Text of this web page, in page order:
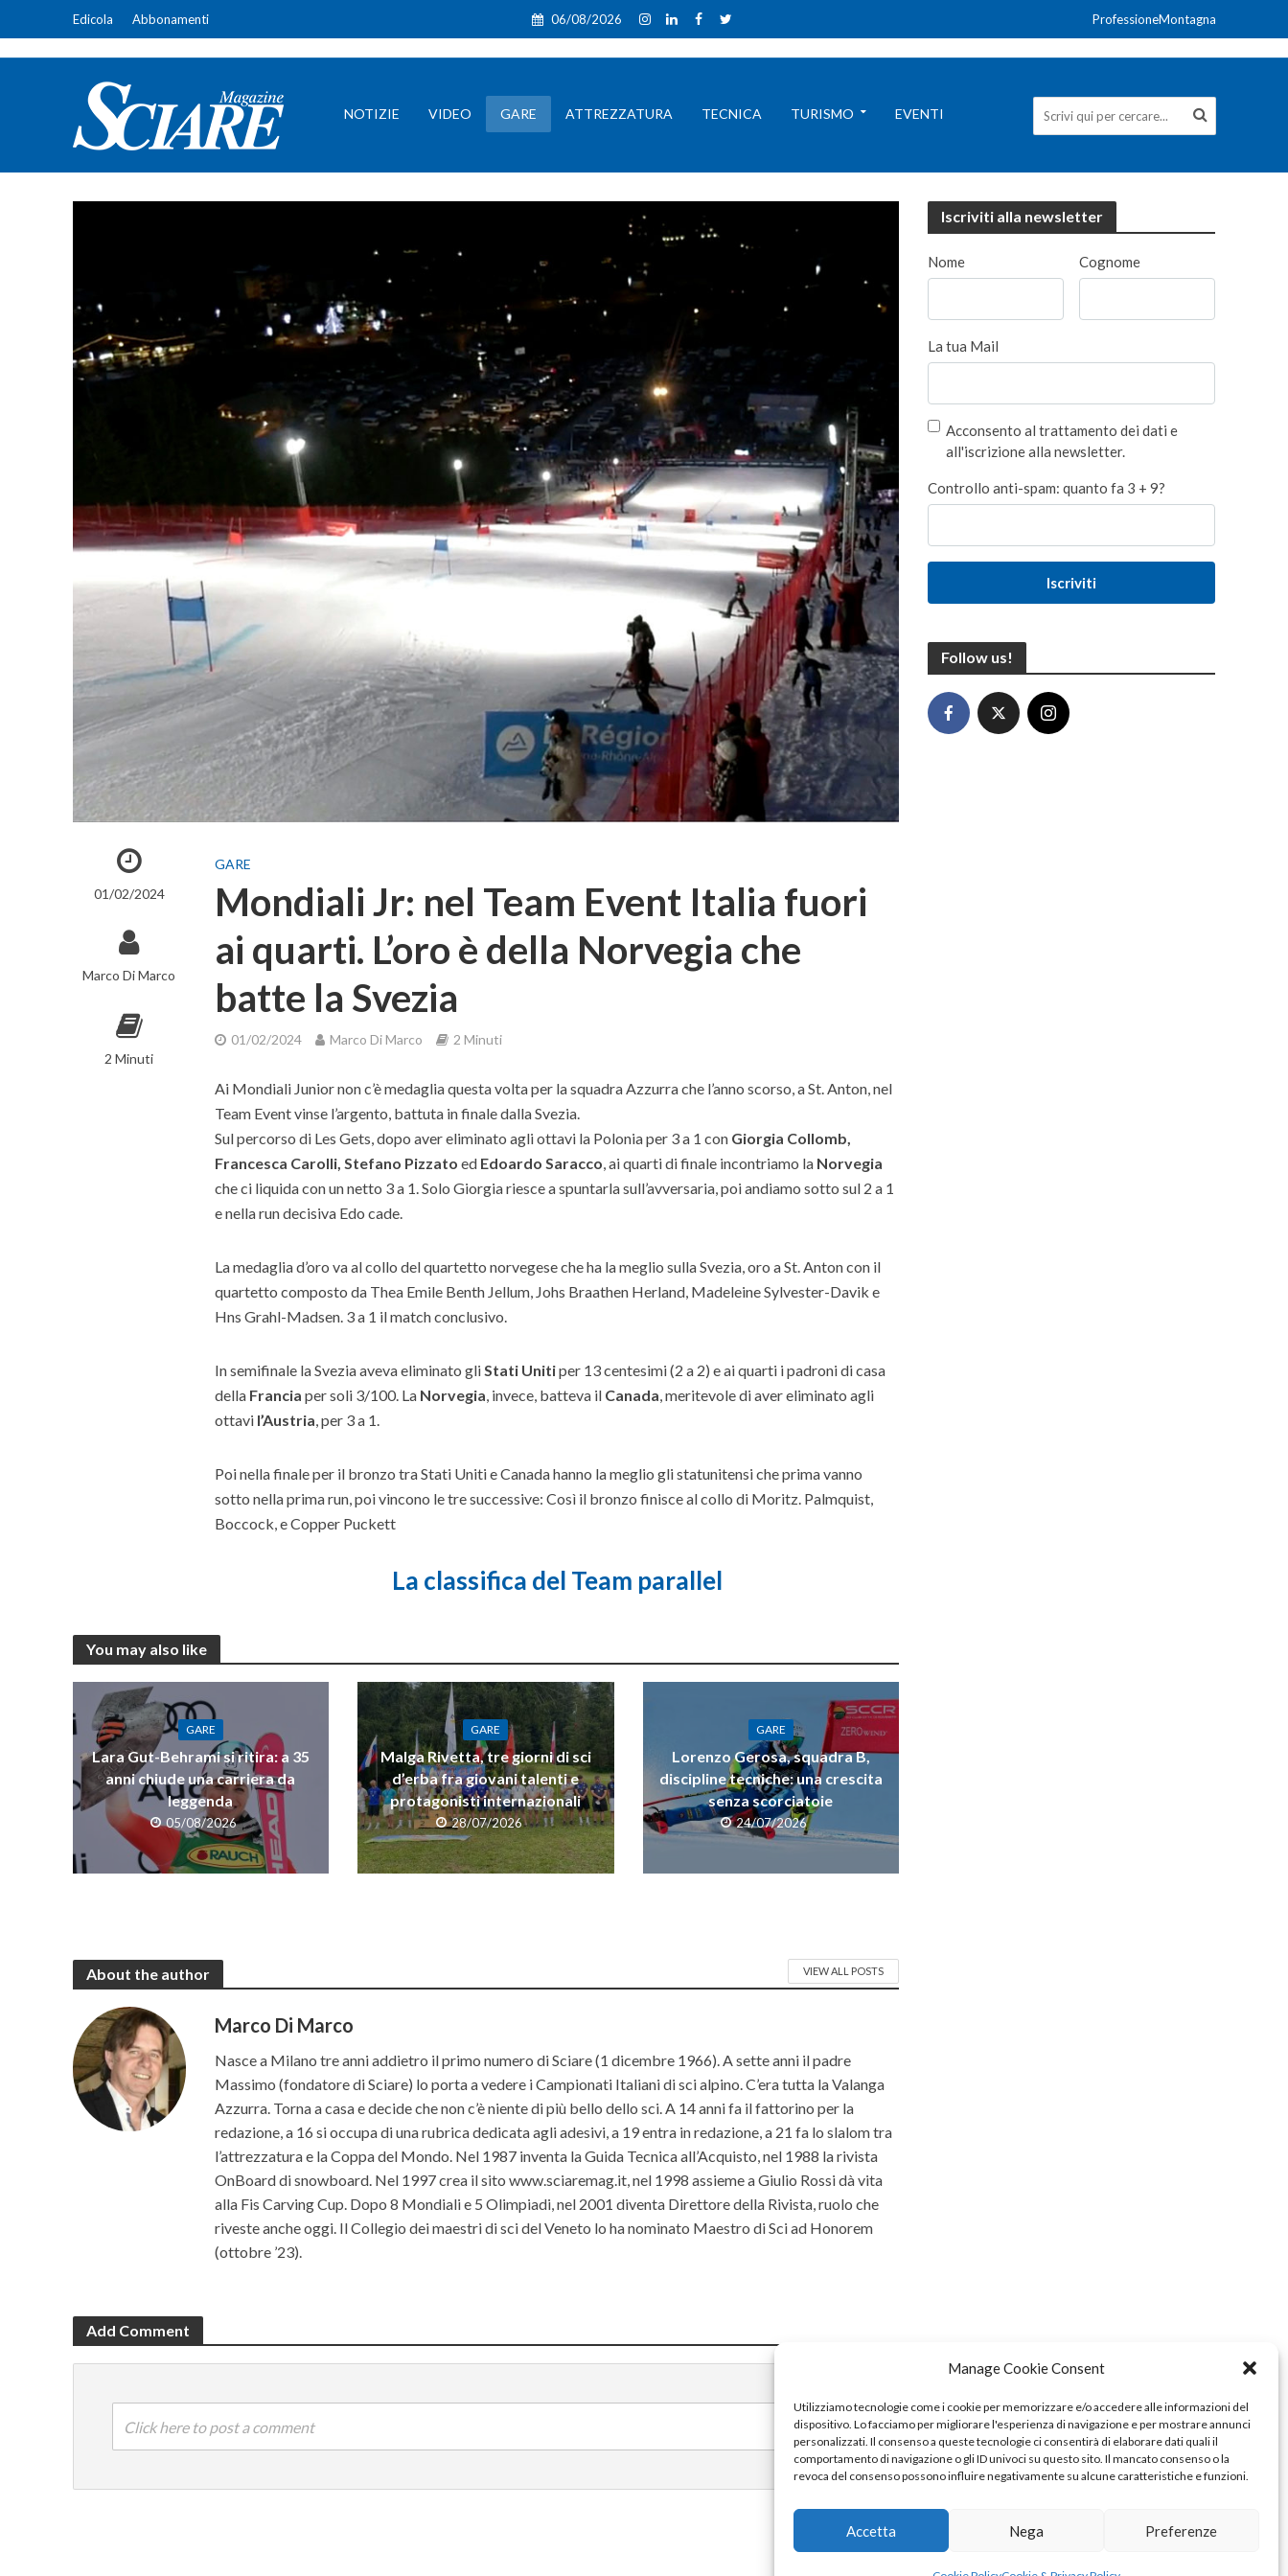
Manage Cookie Consent
Utilizziamo tecnologie come i cookie per memorizzare e/o accedere alle informazioni del
dispositivo. Lo facciamo per migliorare l'esperienza di navigazione e per mostrare annunci
personalizzati. Il consenso a queste tecnologie ci consentirà di elaborare dati quali il
comportamento di navigazione o gli ID univoci su questo sito. Il mancato consenso o la
revoca del consenso possono influire negativamente su alcune caratteristiche e funzioni.
Accetta Nega Preferenze
Edicola Abbonamenti ProfessioneMontagna
06/08/2026
NOTIZIE VIDEO GARE ATTREZZATURA TECNICA TURISMO EVENTI
01/02/2024
Marco Di Marco
2 Minuti
GARE
Mondiali Jr: nel Team Event Italia fuori
ai quarti. L’oro è della Norvegia che
batte la Svezia
01/02/2024 Marco Di Marco 2 Minuti
Ai Mondiali Junior non c’è medaglia questa volta per la squadra Azzurra che l’anno scorso, a St. Anton, nel
Team Event vinse l’argento, battuta in finale dalla Svezia.
Sul percorso di Les Gets, dopo aver eliminato agli ottavi la Polonia per 3 a 1 con Giorgia Collomb,
Francesca Carolli, Stefano Pizzato ed Edoardo Saracco , ai quarti di finale incontriamo la Norvegia
che ci liquida con un netto 3 a 1. Solo Giorgia riesce a spuntarla sull’avversaria, poi andiamo sotto sul 2 a 1
e nella run decisiva Edo cade.
La medaglia d’oro va al collo del quartetto norvegese che ha la meglio sulla Svezia, oro a St. Anton con il
quartetto composto da Thea Emile Benth Jellum, Johs Braathen Herland, Madeleine Sylvester-Davik e
Hns Grahl-Madsen. 3 a 1 il match conclusivo.
In semifinale la Svezia aveva eliminato gli Stati Unitiper 13 centesimi (2 a 2) e ai quarti i padroni di casa
della Francia per soli 3/100. La Norvegia , invece, batteva il Canada , meritevole di aver eliminato agli
ottavi l’Austria , per 3 a 1.
Poi nella finale per il bronzo tra Stati Uniti e Canada hanno la meglio gli statunitensi che prima vanno
sotto nella prima run, poi vincono le tre successive: Così il bronzo finisce al collo di Moritz. Palmquist,
Boccock, e Copper Puckett
La classifica del Team parallel
You may also like
GARE
Lara Gut-Behrami si ritira: a 35
anni chiude una carriera da
leggenda
05/08/2026
GARE
Malga Rivetta, tre giorni di sci
d’erba fra giovani talenti e
protagonisti internazionali
28/07/2026
GARE
Lorenzo Gerosa, squadra B,
discipline tecniche: una crescita
senza scorciatoie
24/07/2026
About the author VIEW ALL POSTS
Marco Di Marco
Nasce a Milano tre anni addietro il primo numero di Sciare (1 dicembre 1966). A sette anni il padre
Massimo (fondatore di Sciare) lo porta a vedere i Campionati Italiani di sci alpino. C’era tutta la Valanga
Azzurra. Torna a casa e decide che non c’è niente di più bello dello sci. A 14 anni fa il fattorino per la
redazione, a 16 si occupa di una rubrica dedicata agli adesivi, a 19 entra in redazione, a 21 fa lo slalom tra
l’attrezzatura e la Coppa del Mondo. Nel 1987 inventa la Guida Tecnica all’Acquisto, nel 1988 la rivista
OnBoard di snowboard. Nel 1997 crea il sito www.sciaremag.it, nel 1998 assieme a Giulio Rossi dà vita
alla Fis Carving Cup. Dopo 8 Mondiali e 5 Olimpiadi, nel 2001 diventa Direttore della Rivista, ruolo che
riveste anche oggi. Il Collegio dei maestri di sci del Veneto lo ha nominato Maestro di Sci ad Honorem
(ottobre ’23).
Add Comment
Click here to post a comment
Iscriviti alla newsletter
Nome Cognome
La tua Mail
Acconsento al trattamento dei dati e
all'iscrizione alla newsletter.
Controllo anti-spam: quanto fa 3 + 9?
Iscriviti
Follow us!